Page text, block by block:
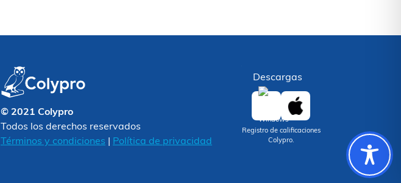
© 2021 Colypro
Todos los derechos reservados
Términos y condiciones
Política de privacidad
Descargas
Registro de calificaciones
Colypro.